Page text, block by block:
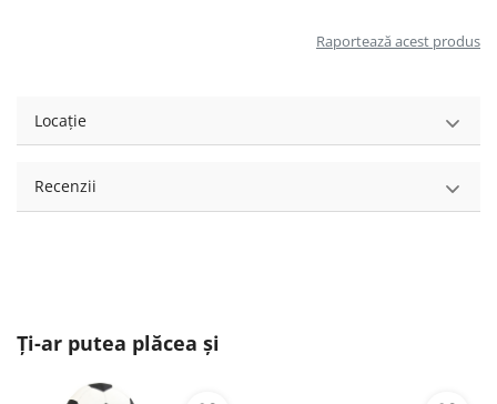
Raportează acest produs
Locație
Recenzii
Ți-ar putea plăcea și